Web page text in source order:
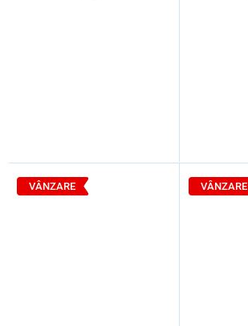
VÂNZARE VÂNZARE